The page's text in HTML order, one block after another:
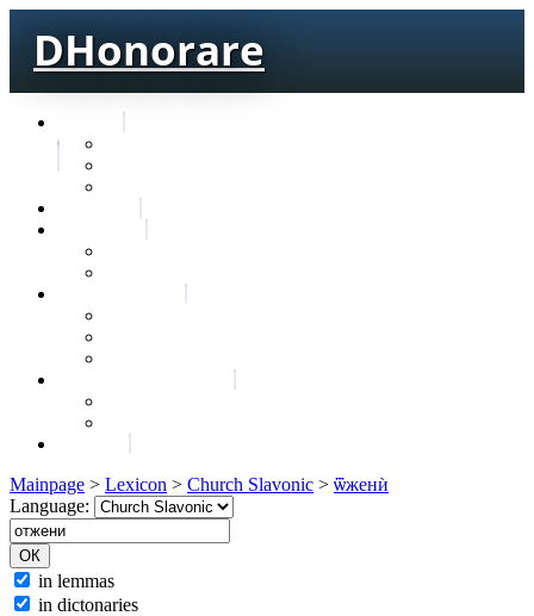
DHonorare
Mainpage > Lexicon > Church Slavonic > ѿженѝ
Language:
in lemmas
in dictonaries